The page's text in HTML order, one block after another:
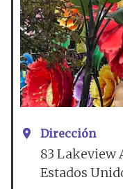
Dirección
83 Lakeview
Estados